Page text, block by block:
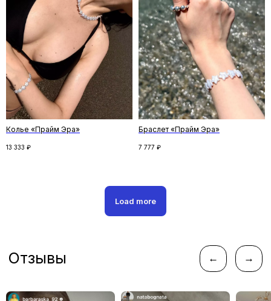
Колье «Прайм Эра»
13 333 ₽
Браслет «Прайм Эра»
7 777 ₽
Load more
Подпишитесь на рассылку и получите
скидку на первый заказ. Рассказываем
о новинках и спецпредложениях,
и делимся удивительными историями
ПОДПИСАТЬСЯ
Следите за новостями